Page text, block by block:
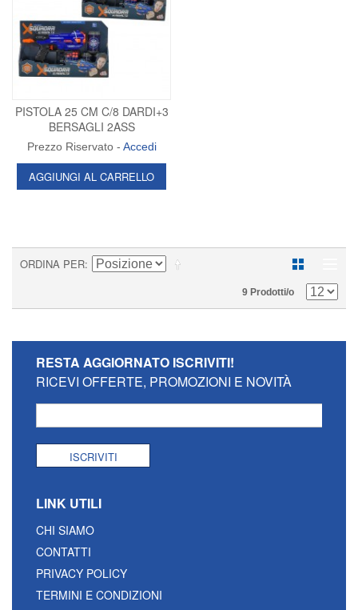
PISTOLA 25 CM C/8 DARDI+3
BERSAGLI 2ASS
Prezzo Riservato - Accedi
AGGIUNGI AL CARRELLO
ORDINA PER
9 Prodotti/o
RESTA AGGIORNATO ISCRIVITI!
RICEVI OFFERTE, PROMOZIONI E NOVITÀ
ISCRIVITI
LINK UTILI
CHI SIAMO
CONTATTI
PRIVACY POLICY
TERMINI E CONDIZIONI